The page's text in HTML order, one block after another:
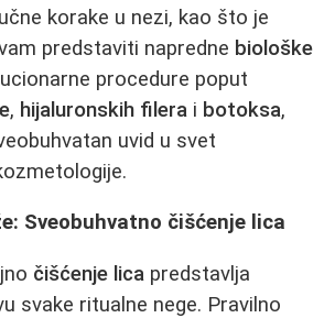
korake u nezi, kao što je
predstaviti napredne biološke
procedure poput
, hijaluronskih filera i botoksa,
uvid u svet
Sveobuhvatno čišćenje lica
čišćenje lica predstavlja
svake ritualne nege. Pravilno